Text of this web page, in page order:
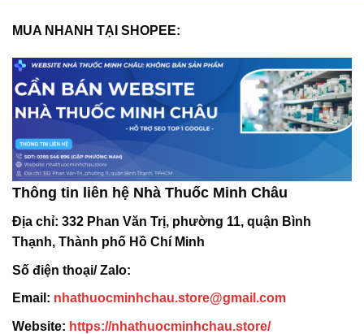
MUA NHANH TẠI SHOPEE:
Thông tin liên hệ Nhà Thuốc Minh Châu
Địa chỉ: 332 Phan Văn Trị, phường 11, quận Bình
Thạnh, Thành phố Hồ Chí Minh
Số điện thoại/ Zalo:
Email: nhathuocminhchau.store@gmail.com
Website: https://nhathuocminhchau.store/